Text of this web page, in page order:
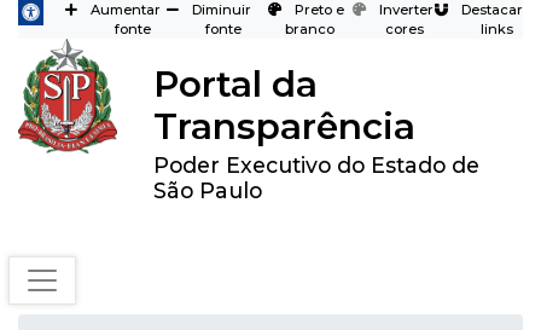
Aumentar
fonte
Diminuir
fonte
Preto e
branco
Inverter
cores
Destacar
links
Portal da
Transparência
Poder Executivo do Estado de
São Paulo